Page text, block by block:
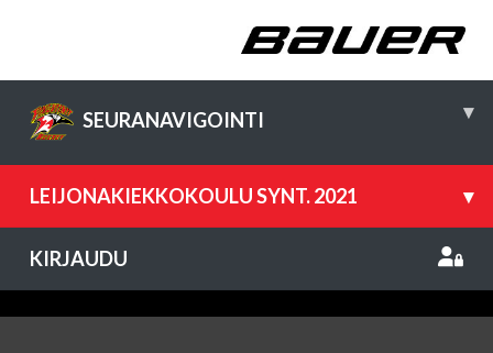
SEURANAVIGOINTI ▾
LEIJONAKIEKKOKOULU SYNT. 2021 ▾
KIRJAUDU